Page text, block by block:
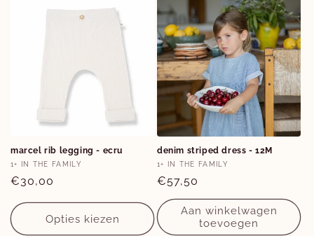
6M
marcel rib legging - ecru
Verkoper:
1+ IN THE FAMILY
Normale
€30,00
Opties kiezen
12M
denim striped dress - 12M
Verkoper:
1+ IN THE FAMILY
Normale
prijs
€57,50
Aan winkelwagen
toevoegen